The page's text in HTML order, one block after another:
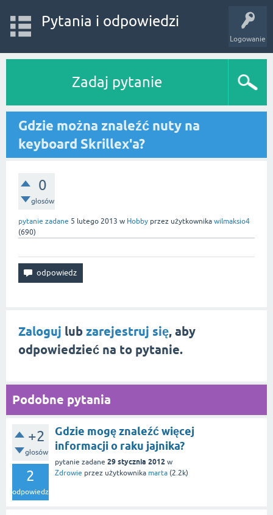
Logowanie
Pytania i odpowiedzi
Zadaj pytanie
Gdzie można znaleźć nuty na
keyboard Skrillex'a?
0
głosów
pytanie zadane 5 lutego 2013 w Hobby przez użytkownika wilmaksio4
(690)
Zaloguj lub zarejestruj się, aby
odpowiedzieć na to pytanie.
Podobne pytania
+2
głosów
2
odpowiedzi
Gdzie mogę znaleźć więcej
informacji o raku jajnika?
pytanie zadane 29 stycznia 2012 w
Zdrowie przez użytkownika marta (2.2k)